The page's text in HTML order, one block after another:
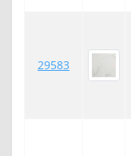
29583